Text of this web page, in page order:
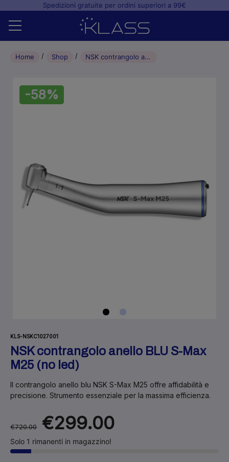
Spedizioni gratuite per ordini superiori a 99€
Home
Studio odontoiatrico
Home Shop NSK contrangolo anello BLU S-Max M25 (no led)
-58%
KLS-NSKC1027001
NSK contrangolo anello BLU S-Max
M25 (no led)
Il contrangolo anello blu NSK S-Max M25 offre affidabilità e
precisione. Strumento essenziale per la massima efficienza.
€720.00 €299.00
Solo 1 rimanenti in magazzino!